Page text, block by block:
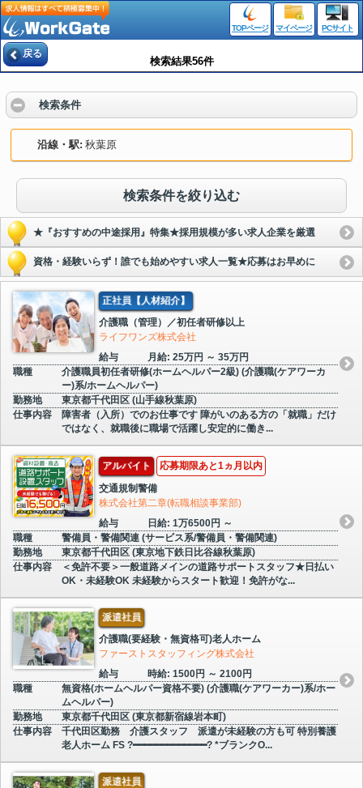
TOPページ マイページ PCサイト
戻る
検索結果56件
検索条件
沿線・駅 秋葉原
検索条件を絞り込む
★『おすすめの中途採用』特集★採用規模が多い求人企業を厳選
資格・経験いらず！誰でも始めやすい求人一覧★応募はお早めに
正社員【人材紹介】
介護職（管理）／初任者研修以上
ライフワンズ株式会社
給与
月給: 25万円 ～ 35万円
職種
介護職員初任者研修(ホームヘルパー2級) (介護職(ケアワーカ
ー)系/ホームヘルパー)
勤務地
東京都千代田区 (山手線秋葉原)
仕事内容
障害者（入所）でのお仕事です 障がいのある方の「就職」だけ
ではなく、就職後に職場で活躍し安定的に働き...
アルバイト 応募期限あと1ヵ月以内
交通規制警備
株式会社第二章(転職相談事業部)
給与
日給: 1万6500円 ～
職種
警備員・警備関連 (サービス系/警備員・警備関連)
勤務地
東京都千代田区 (東京地下鉄日比谷線秋葉原)
仕事内容
＜免許不要＞一般道路メインの道路サポートスタッフ★日払い
OK・未経験OK 未経験からスタート歓迎！免許がな...
派遣社員
介護職(要経験・無資格可)老人ホーム
ファーストスタッフィング株式会社
給与
時給: 1500円 ～ 2100円
職種
無資格(ホームヘルパー資格不要) (介護職(ケアワーカー)系/ホー
ムヘルパー)
勤務地
東京都千代田区 (東京都新宿線岩本町)
仕事内容
千代田区勤務 介護スタッフ 派遣が未経験の方も可 特別養護
老人ホーム FS ?━━━━━━━━━━━━━? *ブランクO...
派遣社員